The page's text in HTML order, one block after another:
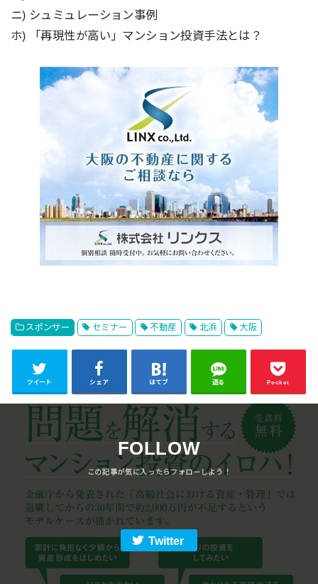
ニ) シュミュレーション事例
ホ) 「再現性が高い」マンション投資手法とは？
スポンサー セミナー 不動産 北浜 大阪
ツイート シェア はてブ 送る Pocket
FOLLOW
Twitter